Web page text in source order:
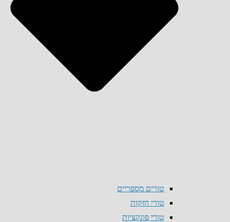
טורים מספריים
טורי חזקות
טורי פונקציות